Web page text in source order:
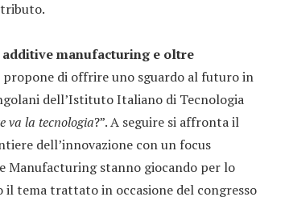
manufacturing e oltre
propone di offrire uno sguardo al futuro in
dell’Istituto Italiano di Tecnologia
va la tecnologia?”. A seguire si affronta il
dell’innovazione con un focus
Manufacturing stanno giocando per lo
il tema trattato in occasione del congresso